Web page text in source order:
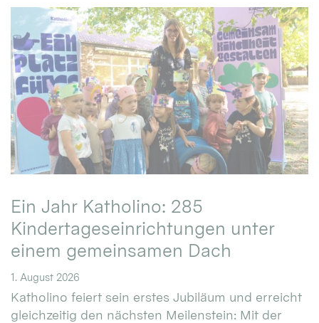
Ein Jahr Katholino: 285
Kindertageseinrichtungen unter
einem gemeinsamen Dach
1. August 2026
Katholino feiert sein erstes Jubiläum und erreicht
gleichzeitig den nächsten Meilenstein: Mit der